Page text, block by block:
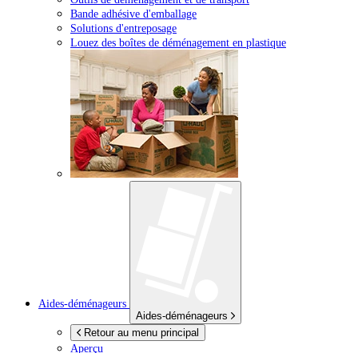
Bande adhésive d'emballage
Solutions d'entreposage
Louez des boîtes de déménagement en plastique
Aides-déménageurs
Aides-déménageurs
Retour au menu principal
Aperçu